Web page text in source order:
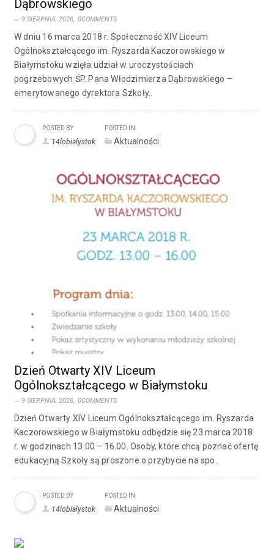
Dąbrowskiego
9 SIERPNIA, 2026, 0COMMENTS
W dniu 16 marca 2018 r. Społeczność XIV Liceum
Ogólnokształcącego im. Ryszarda Kaczorowskiego w
Białymstoku wzięła udział w uroczystościach
pogrzebowych ŚP. Pana Włodzimierza Dąbrowskiego –
emerytowanego dyrektora Szkoły..
POSTED BY
14lobialystok
POSTED IN
Aktualności
Dzień Otwarty XIV Liceum
Ogólnokształcącego w Białymstoku
9 SIERPNIA, 2026, 0COMMENTS
Dzień Otwarty XIV Liceum Ogólnokształcącego im. Ryszarda
Kaczorowskiego w Białymstoku odbędzie się 23 marca 2018
r. w godzinach 13.00 – 16.00. Osoby, które chcą poznać ofertę
edukacyjną Szkoły są proszone o przybycie na spo..
POSTED BY
14lobialystok
POSTED IN
Aktualności